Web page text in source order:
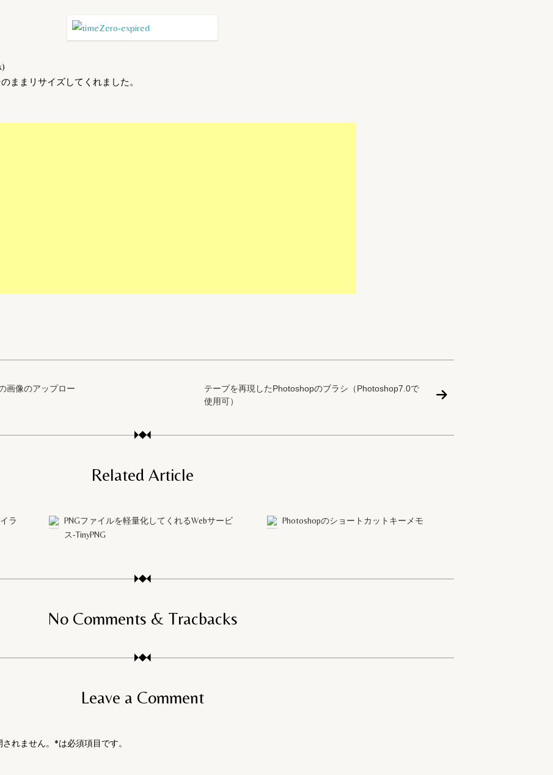
ままリサイズしてくれました。
画像のアップロー
テープを再現したPhotoshopのブラシ（Photoshop7.0で
使用可）
Related Article
ラ
PNGファイルを軽量化してくれるWebサービ
ス-TinyPNG
Photoshopのショートカットキーメモ
No Comments & Tracbacks
Leave a Comment
されません。*は必須項目です。